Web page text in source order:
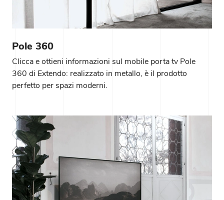
Pole 360
Clicca e ottieni informazioni sul mobile porta tv Pole
360 di Extendo: realizzato in metallo, è il prodotto
perfetto per spazi moderni.